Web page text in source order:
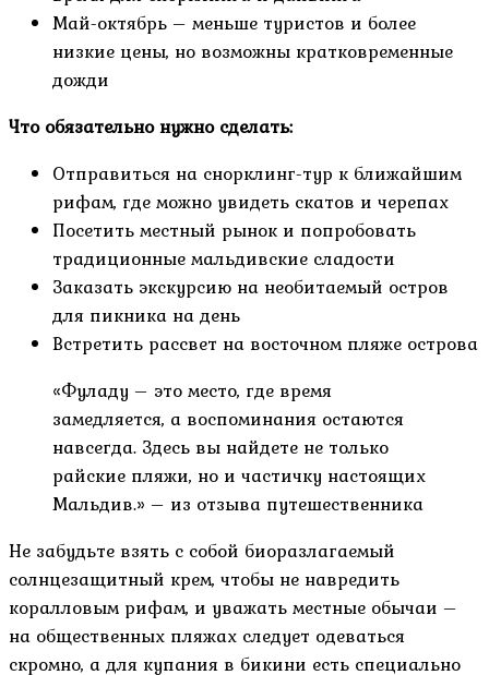
Май-октябрь – меньше туристов и более
низкие цены, но возможны кратковременные
дожди
Что обязательно нужно сделать:
Отправиться на снорклинг-тур к ближайшим
рифам, где можно увидеть скатов и черепах
Посетить местный рынок и попробовать
традиционные мальдивские сладости
Заказать экскурсию на необитаемый остров
для пикника на день
Встретить рассвет на восточном пляже острова
«Фуладу – это место, где время
замедляется, а воспоминания остаются
навсегда. Здесь вы найдете не только
райские пляжи, но и частичку настоящих
Мальдив.» – из отзыва путешественника
Не забудьте взять с собой биоразлагаемый
солнцезащитный крем, чтобы не навредить
коралловым рифам, и уважать местные обычаи –
на общественных пляжах следует одеваться
скромно, а для купания в бикини есть специально